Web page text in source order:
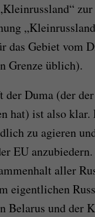
das Gebiet vom
Grenze üblich).
der Duma (der
hat) ist also
zu agieren
EU
aller
eigentlichen
Belarus und der